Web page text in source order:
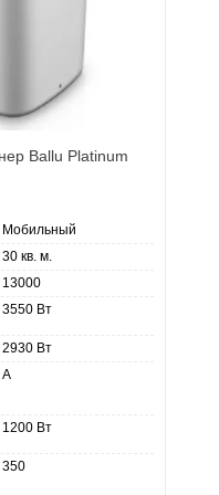
работают
.
вентилятора в
22-25 Дб
кондиционер
Ballu Platinum
Мобильный
30 кв. м.
13000
3550 Вт
2930 Вт
А
1200 Вт
350